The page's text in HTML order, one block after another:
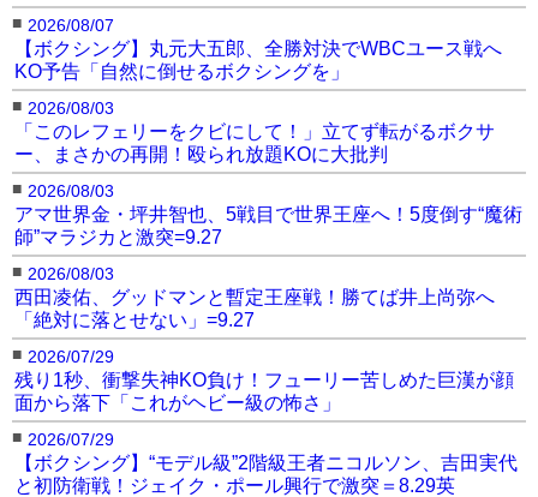
■ 2026/08/07
【ボクシング】丸元大五郎、全勝対決でWBCユース戦へ
KO予告「自然に倒せるボクシングを」
■ 2026/08/03
「このレフェリーをクビにして！」立てず転がるボクサ
ー、まさかの再開！殴られ放題KOに大批判
■ 2026/08/03
アマ世界金・坪井智也、5戦目で世界王座へ！5度倒す“魔術
師”マラジカと激突=9.27
■ 2026/08/03
西田凌佑、グッドマンと暫定王座戦！勝てば井上尚弥へ
「絶対に落とせない」=9.27
■ 2026/07/29
残り1秒、衝撃失神KO負け！フューリー苦しめた巨漢が顔
面から落下「これがヘビー級の怖さ」
■ 2026/07/29
【ボクシング】“モデル級”2階級王者ニコルソン、吉田実代
と初防衛戦！ジェイク・ポール興行で激突＝8.29英